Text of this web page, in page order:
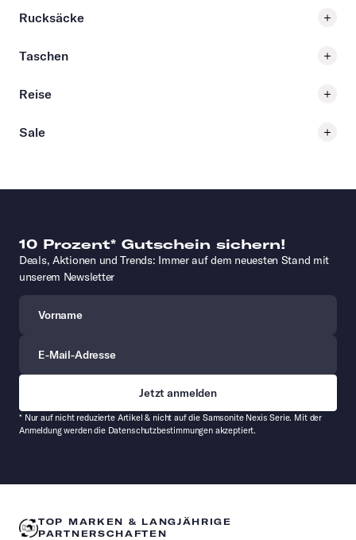
Rucksäcke
Taschen
Reise
Sale
10 Prozent* Gutschein sichern!
Deals, Aktionen und Trends: Immer auf dem neuesten Stand mit
unserem Newsletter
* Nur auf nicht reduzierte Artikel & nicht auf die Samsonite Nexis Serie. Mit der
Anmeldung werden die Datenschutzbestimmungen akzeptiert.
TOP MARKEN & LANGJÄHRIGE
PARTNERSCHAFTEN